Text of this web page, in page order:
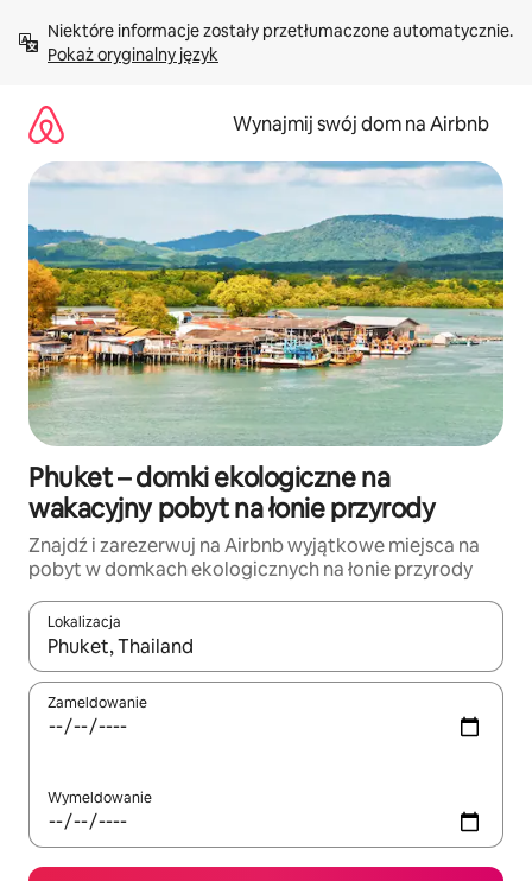
treści Pokaż oryginalny język
Wynajmij swój dom na Airbnb
Phuket – domki ekologiczne na
wakacyjny pobyt na łonie przyrody
Znajdź i zarezerwuj na Airbnb wyjątkowe miejsca na
pobyt w domkach ekologicznych na łonie przyrody
Lokalizacja
Gdy wyniki będą dostępne, możesz poruszać się po nich za
Zameldowanie
Wymeldowanie